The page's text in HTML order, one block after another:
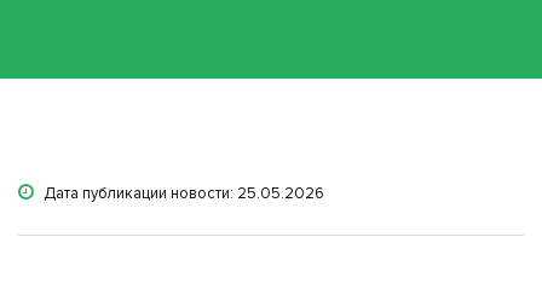
Дата публикации новости: 25.05.2026